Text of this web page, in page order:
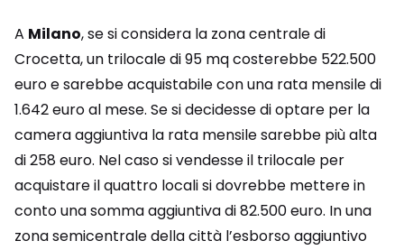
A Milano, se si considera la zona centrale di
Crocetta, un trilocale di 95 mq costerebbe 522.500
euro e sarebbe acquistabile con una rata mensile di
1.642 euro al mese. Se si decidesse di optare per la
camera aggiuntiva la rata mensile sarebbe più alta
di 258 euro. Nel caso si vendesse il trilocale per
acquistare il quattro locali si dovrebbe mettere in
conto una somma aggiuntiva di 82.500 euro. In una
zona semicentrale della città l’esborso aggiuntivo